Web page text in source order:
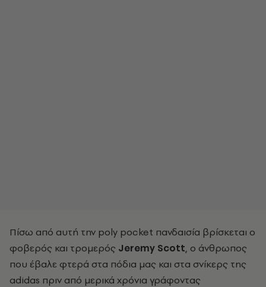
Πίσω από αυτή την poly pocket πανδαισία βρίσκεται ο
φοβερός και τρομερός Jeremy Scott, ο άνθρωπος
που έβαλε φτερά στα πόδια μας και στα σνίκερς της
adidas πριν από μερικά χρόνια γράφοντας